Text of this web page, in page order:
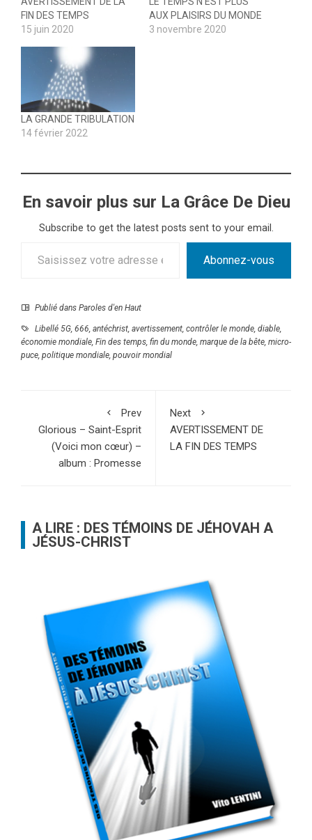
FIN DES TEMPS
15 juin 2020
AUX PLAISIRS DU MONDE
3 novembre 2020
LA GRANDE TRIBULATION
14 février 2022
En savoir plus sur La Grâce De Dieu
Subscribe to get the latest posts sent to your email.
Abonnez-vous
Publié dans Paroles d'en Haut
Libellé 5G 666 antéchrist avertissement contrôler le monde diable
économie mondiale Fin des temps fin du monde marque de la bête micro-
puce politique mondiale pouvoir mondial
Prev
Glorious – Saint-Esprit
(Voici mon cœur) –
album : Promesse
Next
AVERTISSEMENT DE
LA FIN DES TEMPS
A LIRE : DES TÉMOINS DE JÉHOVAH A
JÉSUS-CHRIST